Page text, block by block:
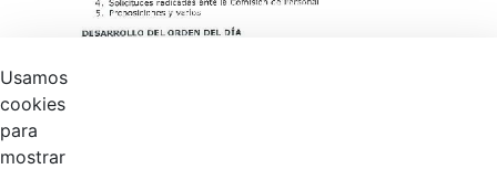
Usamos
cookies
para
mostrar